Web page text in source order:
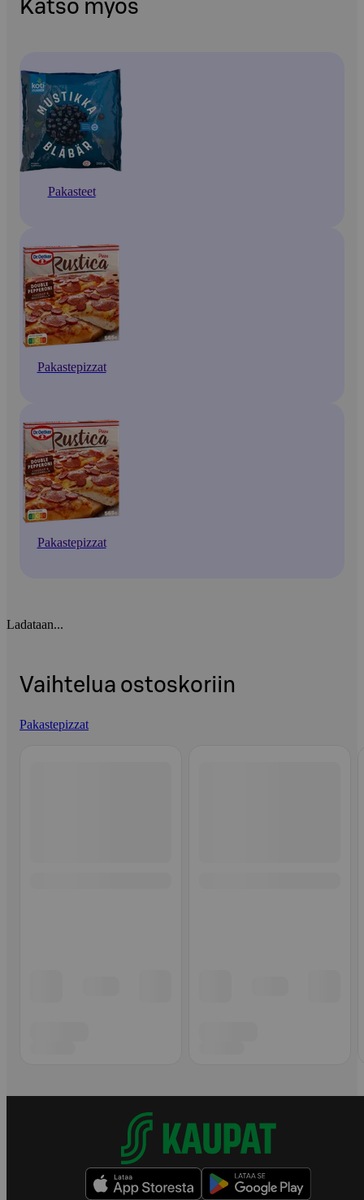
Katso myös
Pakasteet
Pakastepizzat
Pakastepizzat
Ladataan...
Vaihtelua ostoskoriin
Pakastepizzat